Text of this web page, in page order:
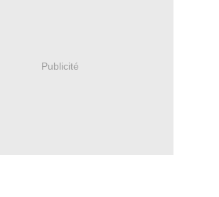
Publicité